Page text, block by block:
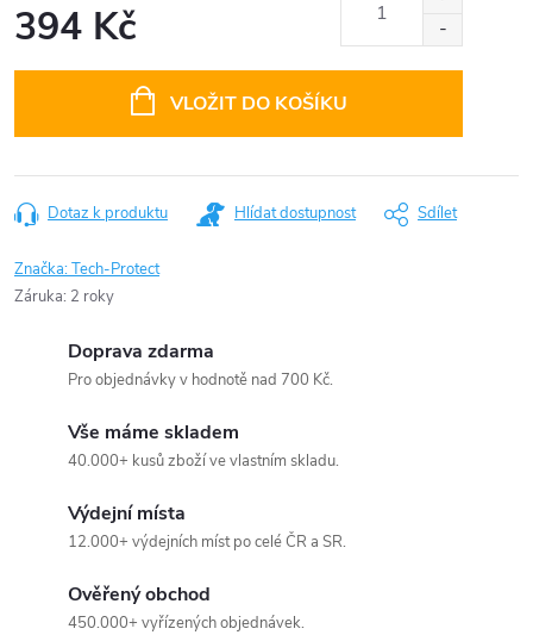
394 Kč
VLOŽIT DO KOŠÍKU
Dotaz k produktu Hlídat dostupnost Sdílet
Značka:Tech-Protect
Záruka: 2 roky
Doprava zdarma
Pro objednávky v hodnotě nad 700 Kč.
Vše máme skladem
40.000+ kusů zboží ve vlastním skladu.
Výdejní místa
12.000+ výdejních míst po celé ČR a SR.
Ověřený obchod
450.000+ vyřízených objednávek.